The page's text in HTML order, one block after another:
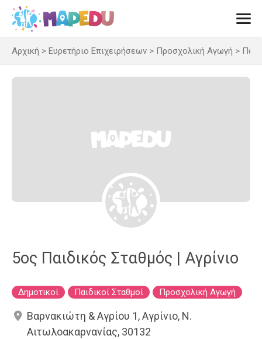
Μετάβαση
περιεχόμενο
Αρχική > Ευρετήριο Επιχειρήσεων > Προσχολική Αγωγή >
5ος Παιδικός Σταθμός | Αγρίνιο
Δημοτικοί Παιδικοί Σταθμοί Προσχολική Αγωγή
Βαρνακιώτη & Αγρίου 1, Αγρίνιο, Ν.
Αιτωλοακαρνανίας, 30132